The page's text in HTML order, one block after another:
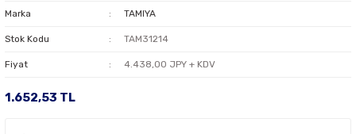
Marka TAMIYA
Stok Kodu TAM31214
Fiyat 4.438,00 JPY + KDV
1.652,53 TL